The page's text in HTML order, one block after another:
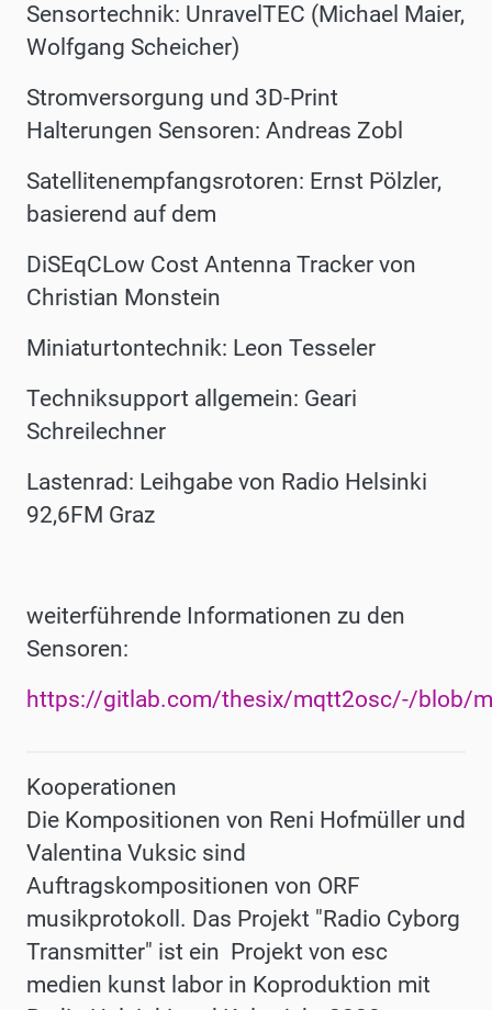
Sensortechnik: UnravelTEC (Michael Maier,
Wolfgang Scheicher)
Stromversorgung und 3D-Print
Halterungen Sensoren: Andreas Zobl
Satellitenempfangsrotoren: Ernst Pölzler,
basierend auf dem
DiSEqCLow Cost Antenna Tracker von
Christian Monstein
Miniaturtontechnik: Leon Tesseler
Techniksupport allgemein: Geari
Schreilechner
Lastenrad: Leihgabe von Radio Helsinki
92,6FM Graz
weiterführende Informationen zu den
Sensoren:
https://gitlab.com/thesix/mqtt2osc/-/blob/
Kooperationen
Die Kompositionen von Reni Hofmüller und
Valentina Vuksic sind
Auftragskompositionen von ORF
musikprotokoll. Das Projekt "Radio Cyborg
Transmitter" ist ein Projekt von esc
medien kunst labor in Koproduktion mit